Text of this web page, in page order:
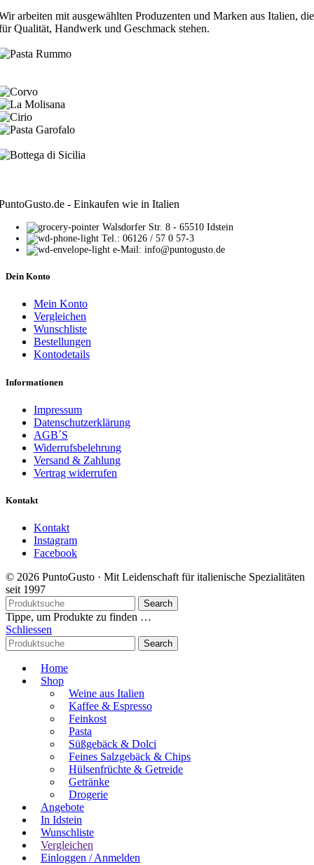
arbeiten mit ausgewählten Produzenten und Marken aus Italien, die
Qualität, Handwerk und Geschmack stehen.
- Einkaufen wie in Italien
Walsdorfer Str. 8 - 65510 Idstein
Tel.: 06126 / 57 0 57-3
e-Mail: info@puntogusto.de
Dein Konto
Mein Konto
Vergleichen
Wunschliste
Bestellungen
Kontodetails
Informationen
Impressum
Datenschutzerklärung
AGB´S
Widerrufsbelehrung
Versand & Zahlung
Vertrag widerrufen
Kontakt
Kontakt
Instagram
Facebook
© 2026 PuntoGusto · Mit Leidenschaft für italienische Spezialitäten
seit 1997
Search
Tippe, um Produkte zu finden …
Schliessen
Search
Home
Shop
Weine aus Italien
Kaffee & Espresso
Feinkost
Pasta
Süßgebäck & Dolci
Feines Salzgebäck & Chips
Hülsenfrüchte & Getreide
Getränke
Drogerie
Angebote
In Idstein
Wunschliste
Vergleichen
Einloggen / Anmelden